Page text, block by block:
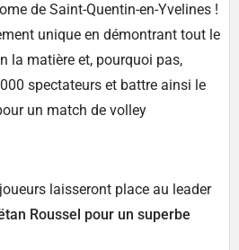
de Saint-Quentin-en-Yvelines !
unique en démontrant tout le
la matière et, pourquoi pas,
spectateurs et battre ainsi le
un match de volley
laisseront place au leader
Roussel pour un superbe